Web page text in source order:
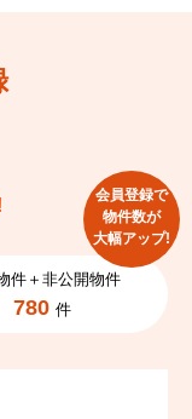
件＋非公開物件
780 件
会員登録で
物件数が
大幅アップ!